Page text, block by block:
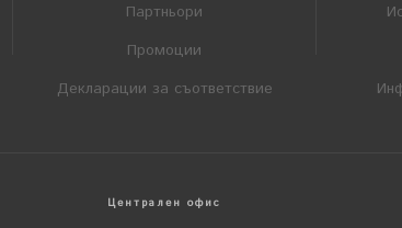
Партньори
Промоции
Декларации за съответствие
Централен офис